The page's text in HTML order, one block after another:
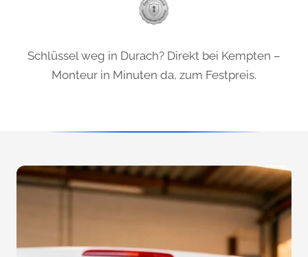
Schlüssel weg in Durach? Direkt bei Kempten –
Monteur in Minuten da, zum Festpreis.